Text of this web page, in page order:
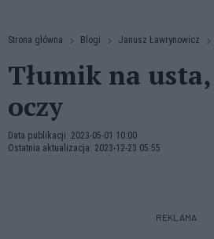
Strona główna Blogi Janusz Ławrynowicz
Tłumik na
oczy
Data publikacji: 2023-05-01 10:00
Ostatnia aktualizacja: 2023-12-23 05:55
REKLAMA